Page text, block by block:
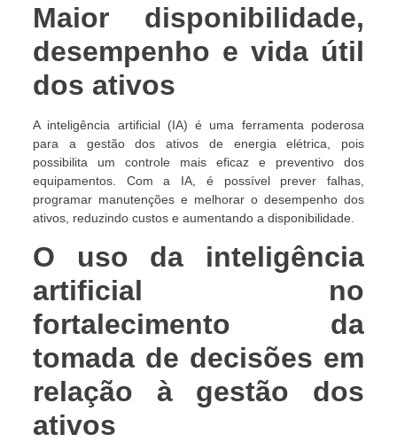
Maior disponibilidade,
desempenho e vida útil
dos ativos
A inteligência artificial (IA) é uma ferramenta poderosa
para a gestão dos ativos de energia elétrica, pois
possibilita um controle mais eficaz e preventivo dos
equipamentos. Com a IA, é possível prever falhas,
programar manutenções e melhorar o desempenho dos
ativos, reduzindo custos e aumentando a disponibilidade.
O uso da inteligência
artificial no
fortalecimento da
tomada de decisões em
relação à gestão dos
ativos